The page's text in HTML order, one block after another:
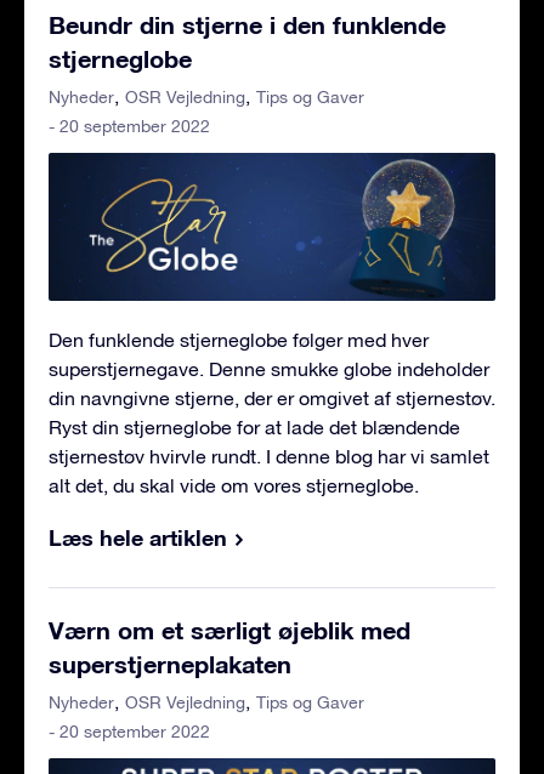
Beundr din stjerne i den funklende
stjerneglobe
Nyheder OSR Vejledning
Tips og Gaver
- 20 september 2022
Den funklende stjerneglobe følger med hver
superstjernegave. Denne smukke globe indeholder
din navngivne stjerne, der er omgivet af stjernestøv.
Ryst din stjerneglobe for at lade det blændende
stjernestøv hvirvle rundt. I denne blog har vi samlet
alt det, du skal vide om vores stjerneglobe.
Læs hele artiklen
Værn om et særligt øjeblik med
superstjerneplakaten
Nyheder OSR Vejledning
Tips og Gaver
- 20 september 2022